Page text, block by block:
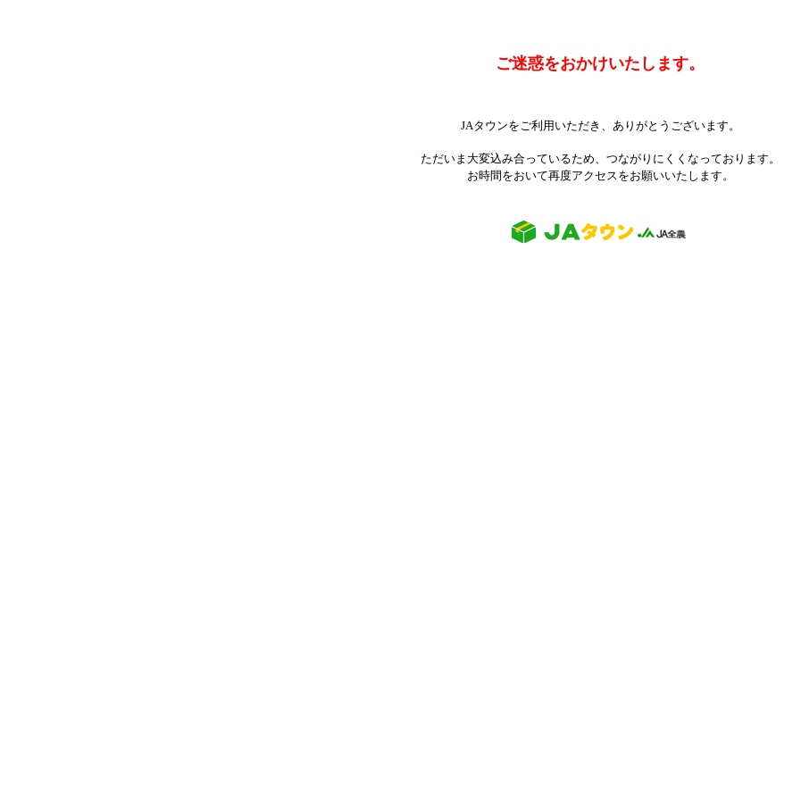
ご迷惑をおかけいたします。
JAタウンをご利用いただき、ありがとうございます。
ただいま大変込み合っているため、つながりにくくなっております。
お時間をおいて再度アクセスをお願いいたします。